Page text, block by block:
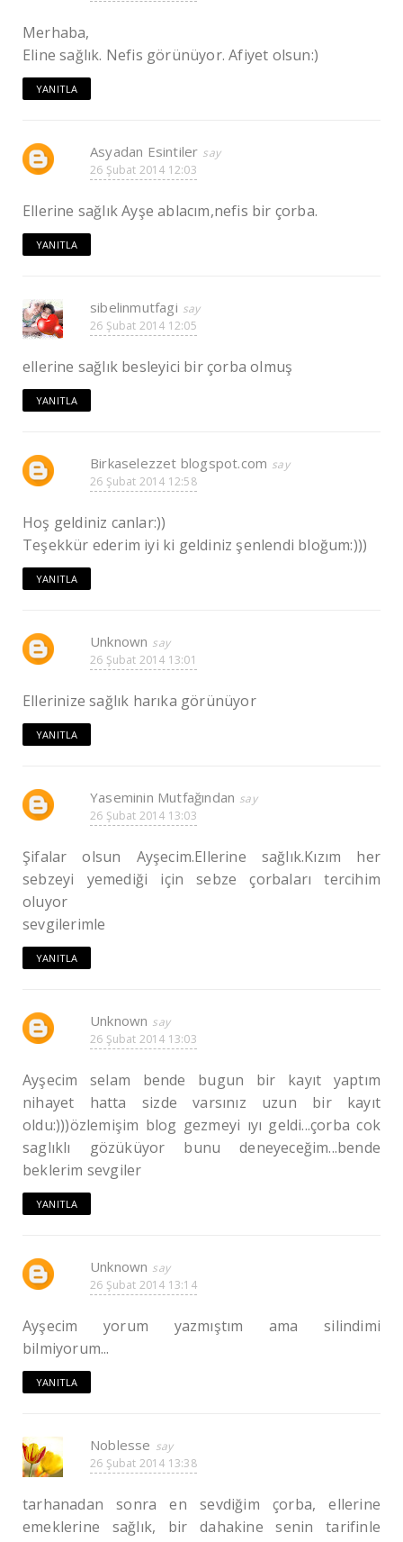
Merhaba,
Eline sağlık. Nefis görünüyor. Afiyet olsun:)
YANITLA
Asyadan Esintiler
26 Şubat 2014 12:03
Ellerine sağlık Ayşe ablacım,nefis bir çorba.
YANITLA
sibelinmutfagi
26 Şubat 2014 12:05
ellerine sağlık besleyici bir çorba olmuş
YANITLA
Birkaselezzet blogspot.com
26 Şubat 2014 12:58
Hoş geldiniz canlar:))
Teşekkür ederim iyi ki geldiniz şenlendi bloğum:)))
YANITLA
Unknown
26 Şubat 2014 13:01
Ellerinize sağlık harıka görünüyor
YANITLA
Yaseminin Mutfağından
26 Şubat 2014 13:03
Şifalar olsun Ayşecim.Ellerine sağlık.Kızım her
sebzeyi yemediği için sebze çorbaları tercihim
oluyor
sevgilerimle
YANITLA
Unknown
26 Şubat 2014 13:03
Ayşecim selam bende bugun bir kayıt yaptım
nihayet hatta sizde varsınız uzun bir kayıt
oldu:)))özlemişim blog gezmeyi ıyı geldi...çorba cok
saglıklı gözüküyor bunu deneyeceğim...bende
beklerim sevgiler
YANITLA
Unknown
26 Şubat 2014 13:14
Ayşecim yorum yazmıştım ama silindimi
bilmiyorum...
YANITLA
Noblesse
26 Şubat 2014 13:38
tarhanadan sonra en sevdiğim çorba, ellerine
emeklerine sağlık, bir dahakine senin tarifinle